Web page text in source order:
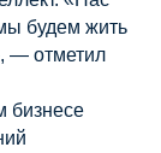
будем жить
— отметил
бизнесе